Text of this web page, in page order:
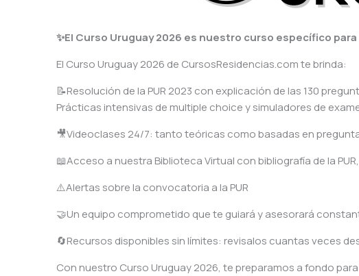
✨El Curso Uruguay 2026 es nuestro curso específico
El Curso Uruguay 2026 de CursosResidencias.com te brinda:
📝Resolución de la PUR 2023 con explicación de las 130
Prácticas intensivas de multiple choice y simuladores de
🎥Videoclases 24/7: tanto teóricas como basadas en
📖Acceso a nuestra Biblioteca Virtual con bibliografía de la
⚠️Alertas sobre la convocatoria a la PUR
🤝Un equipo comprometido que te guiará y asesorará
🔄Recursos disponibles sin límites: revisalos cuantas veces
Con nuestro Curso Uruguay 2026, te preparamos a fondo